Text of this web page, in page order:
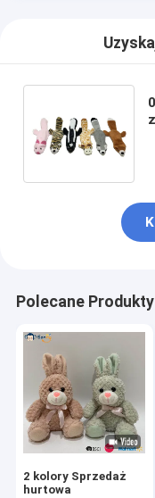
Polecane Produkty
2 kolory Sprzedaż
hurtowa